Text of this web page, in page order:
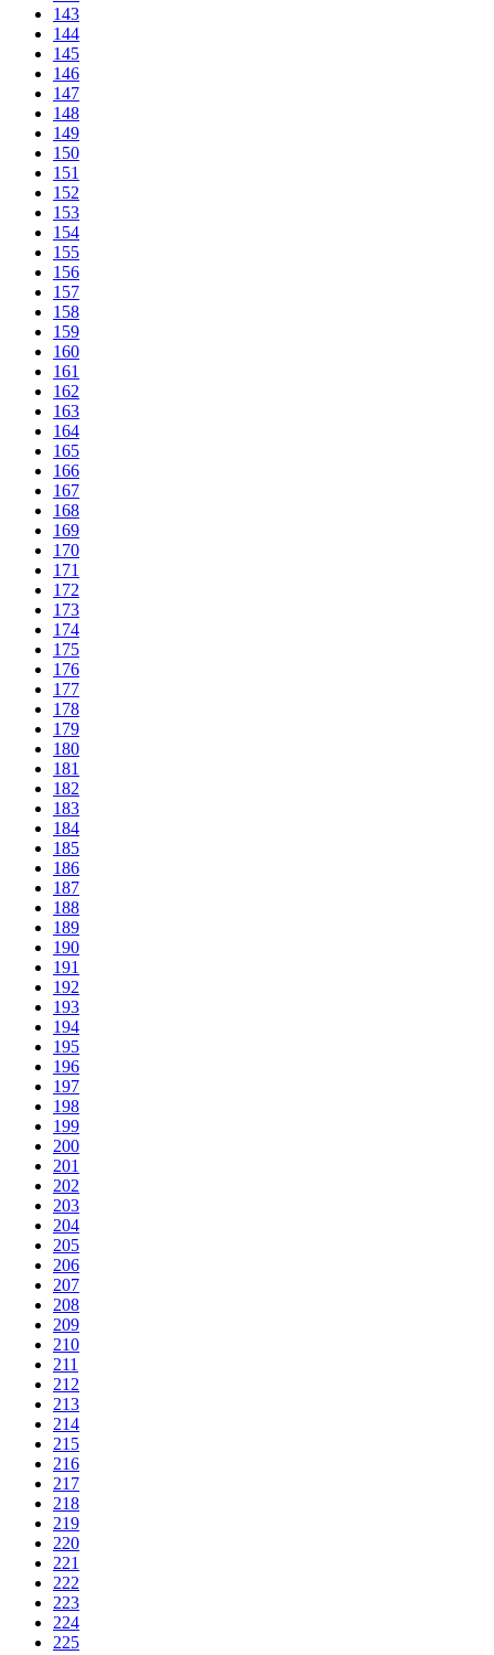
143
144
145
146
147
148
149
150
151
152
153
154
155
156
157
158
159
160
161
162
163
164
165
166
167
168
169
170
171
172
173
174
175
176
177
178
179
180
181
182
183
184
185
186
187
188
189
190
191
192
193
194
195
196
197
198
199
200
201
202
203
204
205
206
207
208
209
210
211
212
213
214
215
216
217
218
219
220
221
222
223
224
225